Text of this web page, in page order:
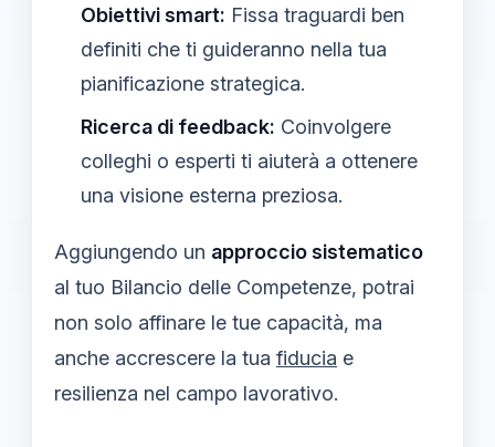
Obiettivi smart: Fissa traguardi ben
definiti che ti guideranno nella tua
pianificazione strategica.
Ricerca di feedback: Coinvolgere
colleghi o esperti ti aiuterà a ottenere
una visione esterna preziosa.
Aggiungendo un approccio sistematico
al tuo Bilancio delle Competenze, potrai
non solo affinare le tue capacità, ma
anche accrescere la tua fiducia e
resilienza nel campo lavorativo.